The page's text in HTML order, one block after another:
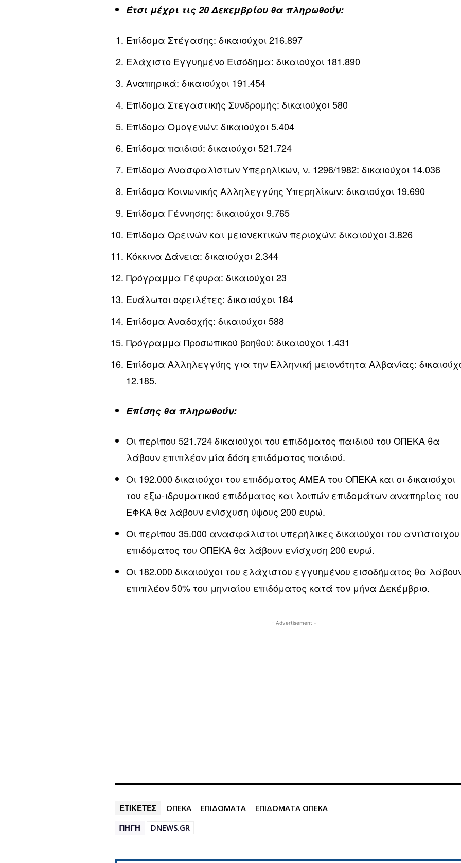
Έτσι μέχρι τις 20 Δεκεμβρίου θα πληρωθούν:
Επίδομα Στέγασης: δικαιούχοι 216.897
Ελάχιστο Εγγυημένο Εισόδημα: δικαιούχοι 181.890
Αναπηρικά: δικαιούχοι 191.454
Επίδομα Στεγαστικής Συνδρομής: δικαιούχοι 580
Επίδομα Ομογενών: δικαιούχοι 5.404
Επίδομα παιδιού: δικαιούχοι 521.724
Επίδομα Ανασφαλίστων Υπερηλίκων, ν. 1296/1982: δικαιούχοι 14.036
Επίδομα Κοινωνικής Αλληλεγγύης Υπερηλίκων: δικαιούχοι 19.690
Επίδομα Γέννησης: δικαιούχοι 9.765
Επίδομα Ορεινών και μειονεκτικών περιοχών: δικαιούχοι 3.826
Κόκκινα Δάνεια: δικαιούχοι 2.344
Πρόγραμμα Γέφυρα: δικαιούχοι 23
Ευάλωτοι οφειλέτες: δικαιούχοι 184
Επίδομα Αναδοχής: δικαιούχοι 588
Πρόγραμμα Προσωπικού βοηθού: δικαιούχοι 1.431
Επίδομα Αλληλεγγύης για την Ελληνική μειονότητα Αλβανίας:
12.185.
Επίσης θα πληρωθούν:
Οι περίπου 521.724 δικαιούχοι του επιδόματος παιδιού του ΟΠΕΚΑ θα
λάβουν επιπλέον μία δόση επιδόματος παιδιού.
Οι 192.000 δικαιούχοι του επιδόματος ΑΜΕΑ του ΟΠΕΚΑ και οι δικαιούχοι
του εξω-ιδρυματικού επιδόματος και λοιπών επιδομάτων αναπηρίας
ΕΦΚΑ θα λάβουν ενίσχυση ύψους 200 ευρώ.
Οι περίπου 35.000 ανασφάλιστοι υπερήλικες δικαιούχοι του αντίστοιχου
επιδόματος του ΟΠΕΚΑ θα λάβουν ενίσχυση 200 ευρώ.
Οι 182.000 δικαιούχοι του ελάχιστου εγγυημένου εισοδήματος θα
επιπλέον 50% του μηνιαίου επιδόματος κατά τον μήνα Δεκέμβριο.
- Advertisement -
ΕΤΙΚΕΤΕΣ ΟΠΕΚΑ ΕΠΙΔΟΜΑΤΑ ΕΠΙΔΟΜΑΤΑ ΟΠΕΚΑ
ΠΗΓΗ DNEWS.GR